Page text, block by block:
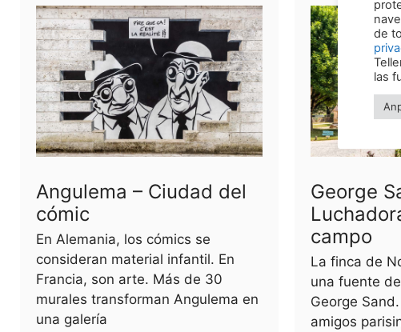
Angulema – Ciudad del
cómic
En Alemania, los cómics se
consideran material infantil. En
Francia, son arte. Más de 30
murales transforman Angulema en
una galería
George
campo
La finca de
una fuente
George
amigos